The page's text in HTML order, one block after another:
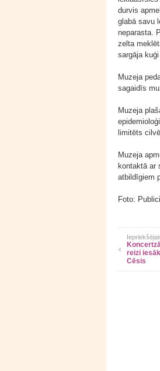
durvis
glabā savu
neparasta.
zelta
sargāja
Muzeja
sagaidīs
Muzeja
limitēts
Muzeja
kontaktā ar
atbildīgiem
Foto:
reizi
Cēsis